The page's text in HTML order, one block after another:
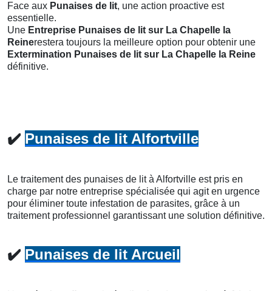
Face aux Punaises de lit, une action proactive est
essentielle.
Une Entreprise Punaises de lit sur La Chapelle la
Reinerestera toujours la meilleure option pour obtenir une
Extermination Punaises de lit sur La Chapelle la Reine
définitive.
✔️ Punaises de lit Alfortville
Le traitement des punaises de lit à Alfortville est pris en
charge par notre entreprise spécialisée qui agit en urgence
pour éliminer toute infestation de parasites, grâce à un
traitement professionnel garantissant une solution définitive.
✔️ Punaises de lit Arcueil